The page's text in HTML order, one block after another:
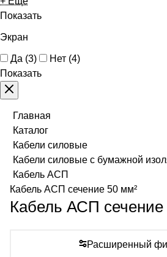
Показать
Экран
Да (3) Нет (4)
Показать
Главная
Каталог
Кабели силовые
Кабели силовые с бумажной
Кабель АСП
Кабель АСП сечение 50 мм²
Кабель АСП
Расширенный